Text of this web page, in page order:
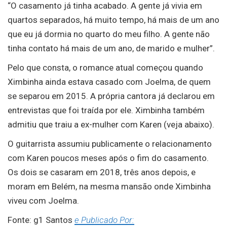
“O casamento já tinha acabado. A gente já vivia em
quartos separados, há muito tempo, há mais de um ano
que eu já dormia no quarto do meu filho. A gente não
tinha contato há mais de um ano, de marido e mulher”.
Pelo que consta, o romance atual começou quando
Ximbinha ainda estava casado com Joelma, de quem
se separou em 2015. A própria cantora já declarou em
entrevistas que foi traída por ele. Ximbinha também
admitiu que traiu a ex-mulher com Karen (veja abaixo).
O guitarrista assumiu publicamente o relacionamento
com Karen poucos meses após o fim do casamento.
Os dois se casaram em 2018, três anos depois, e
moram em Belém, na mesma mansão onde Ximbinha
viveu com Joelma.
Fonte: g1 Santos e Publicado Por: